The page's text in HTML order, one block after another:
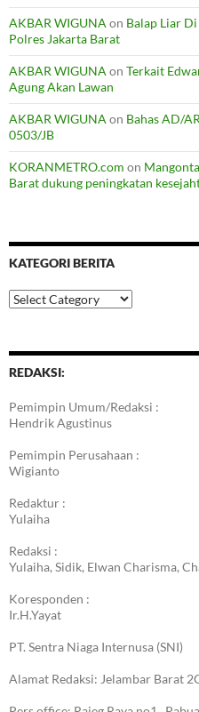
AKBAR WIGUNA on Balap Liar
Polres Jakarta Barat
AKBAR WIGUNA on Terkait
Agung Akan Lawan
AKBAR WIGUNA on Bahas AD/
0503/JB
KORANMETRO.com on
Barat dukung peningkatan
KATEGORI BERITA
Kategori
Berita
REDAKSI:
Pemimpin Umum/Redaksi :
Hendrik Agustinus
Pemimpin Perusahaan :
Wigianto
Redaktur :
Yulaiha
Redaksi :
Yulaiha, Sidik, Elwan Charisma,
Koresponden :
Ir.H.Yayat
PT. Sentra Niaga Internusa (SNI)
Alamat Redaksi: Jelambar Barat